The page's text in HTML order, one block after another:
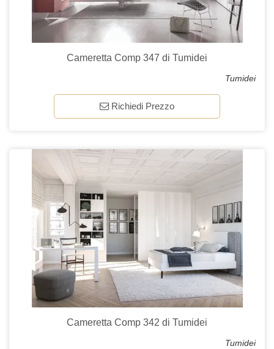
Cameretta Comp 347 di Tumidei
Tumidei
Richiedi Prezzo
Cameretta Comp 342 di Tumidei
Tumidei